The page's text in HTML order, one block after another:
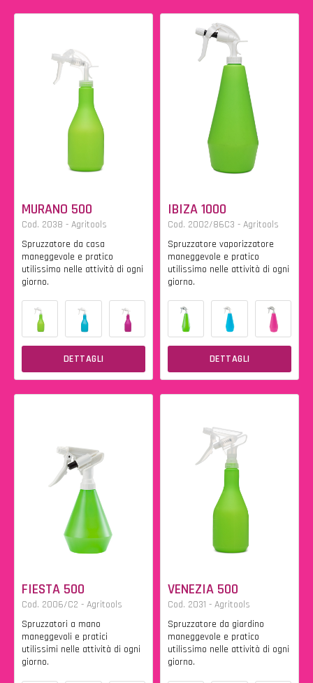
MURANO 500
Cod. 2038 - Agritools
Spruzzatore da casa
maneggevole e pratico
utilissimo nelle attività di ogni
giorno.
DETTAGLI
IBIZA 1000
Cod. 2002/86C3 - Agritools
Spruzzatore vaporizzatore
maneggevole e pratico
utilissimo nelle attività di ogni
giorno.
DETTAGLI
FIESTA 500
Cod. 2006/C2 - Agritools
Spruzzatori a mano
maneggevoli e pratici
utilissimi nelle attività di ogni
giorno.
VENEZIA 500
Cod. 2031 - Agritools
Spruzzatore da giardino
maneggevole e pratico
utilissimo nelle attività di ogni
giorno.